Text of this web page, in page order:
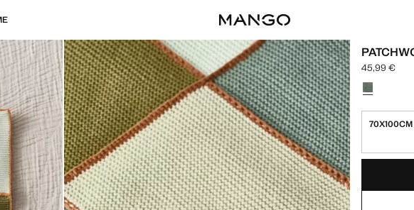
Aktueller
45,99 €
Wählen Sie
70X100CM